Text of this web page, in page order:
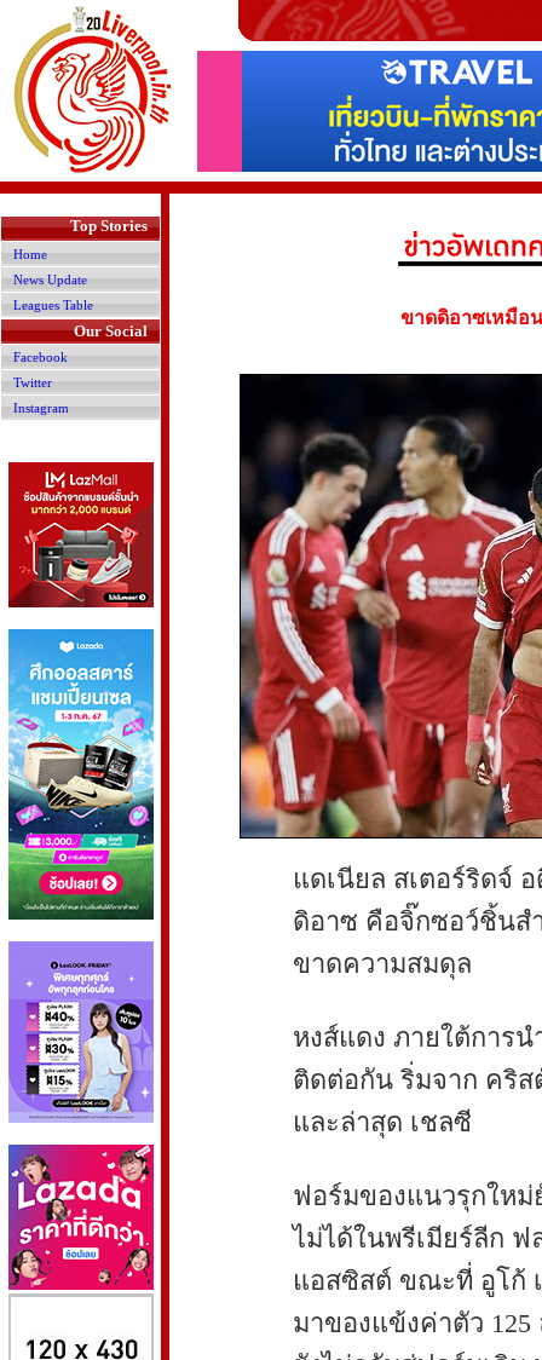
Top Stories
Home
News Update
Leagues Table
Our Social
Facebook
Twitter
Instagram
ขาดดิอาซเหมือ
แดเนียล สเตอร์ริดจ์
ดิอาซ คือจิ๊กซอว์ชิ้นส
ขาดความสมดุล
หงส์แดง ภายใต้การ
ติดต่อกัน ริ่มจาก คริส
และล่าสุด เชลซี
ฟอร์มของแนวรุกใหม่
ไม่ได้ในพรีเมียร์ลีก
แอสซิสต์ ขณะที่ อูโก้
มาของแข้งค่าตัว